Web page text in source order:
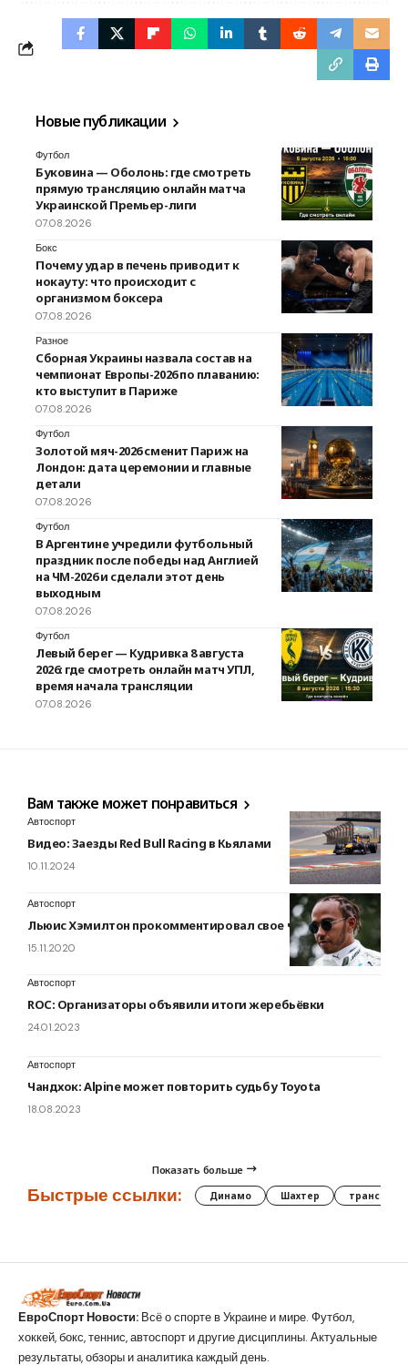
Новые публикации
Футбол
Буковина — Оболонь: где смотреть
прямую трансляцию онлайн матча
Украинской Премьер-лиги
07.08.2026
Бокс
Почему удар в печень приводит к
нокауту: что происходит с
организмом боксера
07.08.2026
Разное
Сборная Украины назвала состав на
чемпионат Европы-2026 по плаванию:
кто выступит в Париже
07.08.2026
Футбол
Золотой мяч-2026 сменит Париж на
Лондон: дата церемонии и главные
детали
07.08.2026
Футбол
В Аргентине учредили футбольный
праздник после победы над Англией
на ЧМ-2026 и сделали этот день
выходным
07.08.2026
Футбол
Левый берег — Кудривка 8 августа
2026: где смотреть онлайн матч УПЛ,
время начала трансляции
07.08.2026
Вам также может понравиться
Автоспорт
Видео: Заезды Red Bull Racing в Кьялами
10.11.2024
Автоспорт
Льюис Хэмилтон прокомментировал свое чемпионство
15.11.2020
Автоспорт
ROC: Организаторы объявили итоги жеребьёвки
24.01.2023
Автоспорт
Чандхок: Alpine может повторить судьбу Toyota
18.08.2023
Показать больше
Быстрые ссылки: Динамо Шахтер трансферы
ЕвроСпорт Новости: Всё о спорте в Украине и мире. Футбол,
хоккей, бокс, теннис, автоспорт и другие дисциплины. Актуальные
результаты, обзоры и аналитика каждый день.